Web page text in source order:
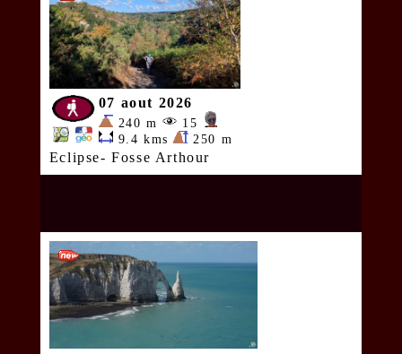
07 aout 2026
240 m
15
9.4 kms
250 m
Eclipse- Fosse Arthour